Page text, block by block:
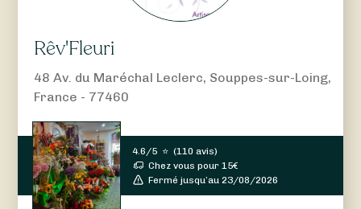
Rêv'Fleuri
48 Av. du Maréchal Leclerc, Souppes-sur-Loing,
France - 77460
4.6/5 ⭐ (110 avis)
Chez vous pour15€
Fermé jusqu’au 23/08/2026